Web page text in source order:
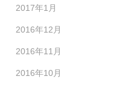
2017年1月
2016年12月
2016年11月
2016年10月